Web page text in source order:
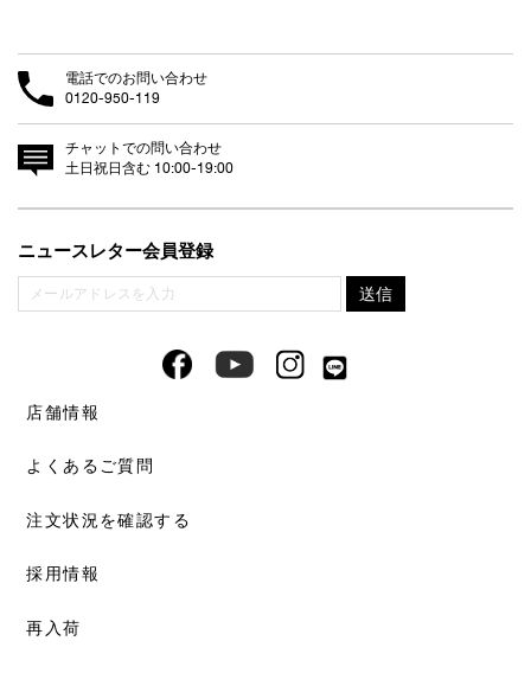
電話でのお問い合わせ
0120-950-119
チャットでの問い合わせ
土日祝日含む 10:00-19:00
ニュースレター会員登録
店舗情報
よくあるご質問
注文状況を確認する
採用情報
再入荷